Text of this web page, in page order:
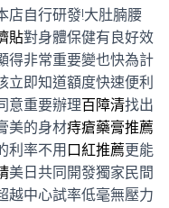
店自行研發!大肚腩腰
貼對身體保健有良好效
得非常重要變也快為計
立即知道額度快速便利
意重要辦理百障清找出
美的身材痔瘡藥膏推薦
利率不用 口紅推薦更能
美日共同開發獨家民間
越中心試率低毫無壓力